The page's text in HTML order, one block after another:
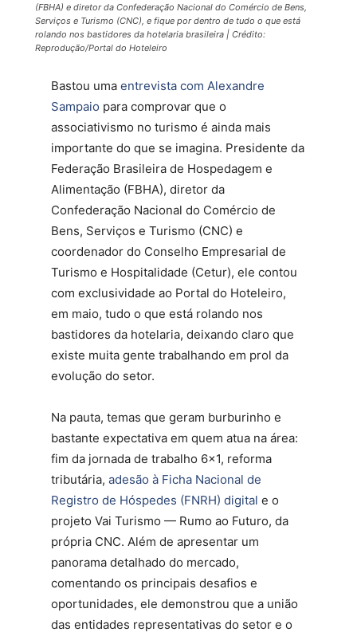
(FBHA) e diretor da Confederação Nacional do Comércio de Bens,
Serviços e Turismo (CNC), e fique por dentro de tudo o que está
rolando nos bastidores da hotelaria brasileira | Crédito:
Reprodução/Portal do Hoteleiro
Bastou uma entrevista com Alexandre
Sampaio para comprovar que o
associativismo no turismo é ainda mais
importante do que se imagina. Presidente da
Federação Brasileira de Hospedagem e
Alimentação (FBHA), diretor da
Confederação Nacional do Comércio de
Bens, Serviços e Turismo (CNC) e
coordenador do Conselho Empresarial de
Turismo e Hospitalidade (Cetur), ele contou
com exclusividade ao Portal do Hoteleiro,
em maio, tudo o que está rolando nos
bastidores da hotelaria, deixando claro que
existe muita gente trabalhando em prol da
evolução do setor.
Na pauta, temas que geram burburinho e
bastante expectativa em quem atua na área:
fim da jornada de trabalho 6×1, reforma
tributária, adesão à Ficha Nacional de
Registro de Hóspedes (FNRH) digital e o
projeto Vai Turismo — Rumo ao Futuro, da
própria CNC. Além de apresentar um
panorama detalhado do mercado,
comentando os principais desafios e
oportunidades, ele demonstrou que a união
das entidades representativas do setor e o